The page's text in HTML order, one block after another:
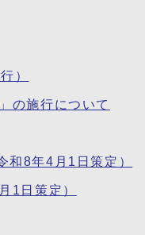
）
の施行について
和8年4月1日策定）
1日策定）